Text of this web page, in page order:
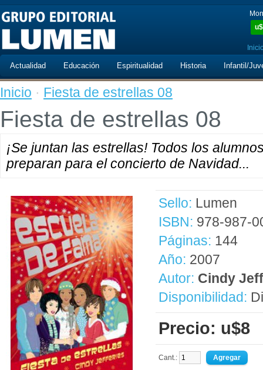
u$
Actualidad Educación Espiritualidad Historia Infantil/
Inicio · Fiesta de estrellas 08
Fiesta de estrellas 08
¡Se juntan las estrellas! Todos los
preparan para el concierto de Navidad...
Sello: Lumen
ISBN: 978-987-
Páginas: 144
Año: 2007
Autor: Cindy
Disponibilidad:
Precio: u$8
Cant.: